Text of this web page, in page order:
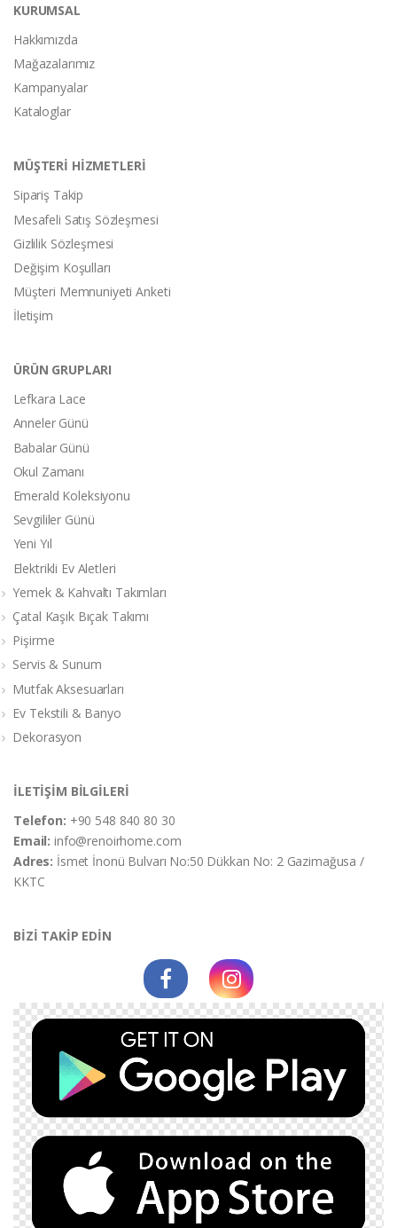
KURUMSAL
Hakkımızda
Mağazalarımız
Kampanyalar
Kataloglar
MÜŞTERİ HİZMETLERİ
Sipariş Takip
Mesafeli Satış Sözleşmesi
Gizlilik Sözleşmesi
Değişim Koşulları
Müşteri Memnuniyeti Anketi
İletişim
ÜRÜN GRUPLARI
Lefkara Lace
Anneler Günü
Babalar Günü
Okul Zamanı
Emerald Koleksiyonu
Sevgililer Günü
Yeni Yıl
Elektrikli Ev Aletleri
Yemek & Kahvaltı Takımları
Çatal Kaşık Bıçak Takımı
Pişirme
Servis & Sunum
Mutfak Aksesuarları
Ev Tekstili & Banyo
Dekorasyon
İLETİŞİM BİLGİLERİ
Telefon: +90 548 840 80 30
Email:info@renoirhome.com
Adres: İsmet İnonü Bulvarı No:50 Dükkan No: 2 Gazimağusa /
KKTC
BİZİ TAKİP EDİN